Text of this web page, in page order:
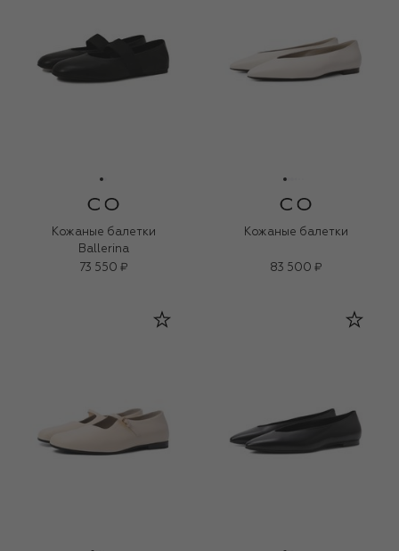
Кожаные балетки
Ballerina
73 550 ₽
Кожаные балетки
83 500 ₽